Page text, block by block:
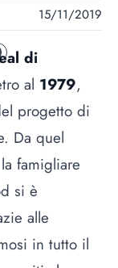
15/11/2019
di
al 1979,
progetto di
Da quel
famigliare
si è
alle
in tutto il